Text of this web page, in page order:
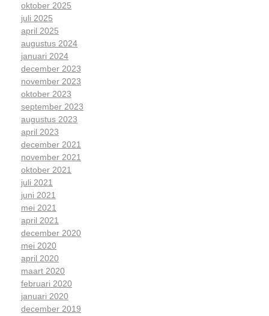
oktober 2025
juli 2025
april 2025
augustus 2024
januari 2024
december 2023
november 2023
oktober 2023
september 2023
augustus 2023
april 2023
december 2021
november 2021
oktober 2021
juli 2021
juni 2021
mei 2021
april 2021
december 2020
mei 2020
april 2020
maart 2020
februari 2020
januari 2020
december 2019